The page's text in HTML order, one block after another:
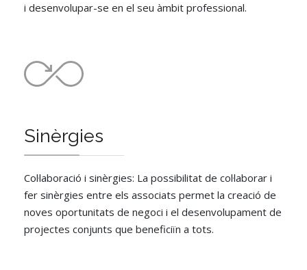
i desenvolupar-se en el seu àmbit professional.
Sinèrgies
Col·laboració i sinèrgies: La possibilitat de col·laborar i
fer sinèrgies entre els associats permet la creació de
noves oportunitats de negoci i el desenvolupament de
projectes conjunts que beneficiïn a tots.